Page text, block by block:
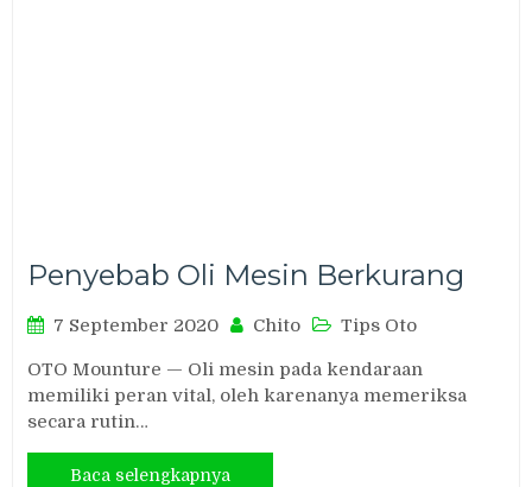
Penyebab Oli Mesin Berkurang
7 September 2020 Chito Tips Oto
OTO Mounture — Oli mesin pada kendaraan
memiliki peran vital, oleh karenanya memeriksa
secara rutin…
Baca selengkapnya